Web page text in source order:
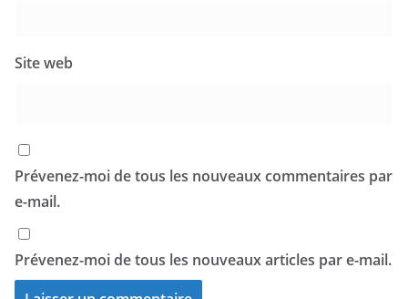
Site web
Prévenez-moi de tous les nouveaux commentaires par
e-mail.
Prévenez-moi de tous les nouveaux articles par e-mail.